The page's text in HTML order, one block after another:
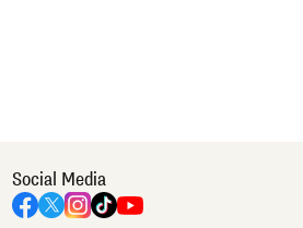
Social Media